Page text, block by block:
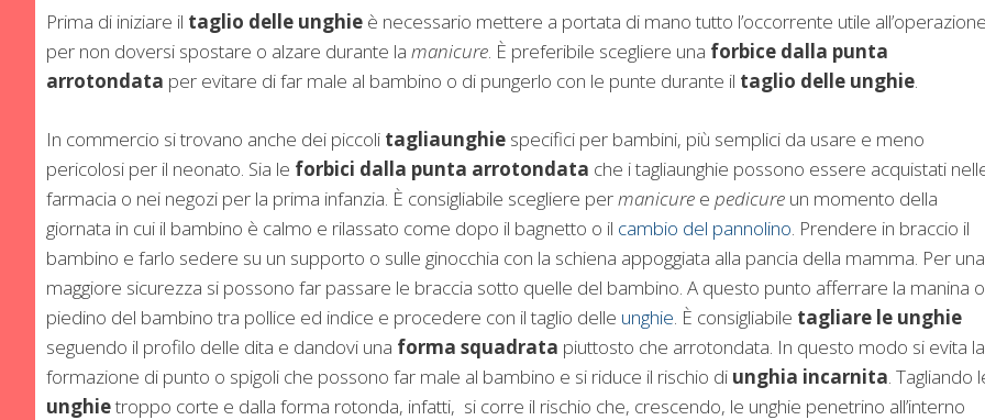
Prima di iniziare il taglio delle unghie è necessario mettere a portata di mano tutto l’occorrente utile
per non doversi spostare o alzare durante la manicure. È preferibile scegliere una forbice dalla punta
arrotondata per evitare di far male al bambino o di pungerlo con le punte durante il taglio delle unghie.
In commercio si trovano anche dei piccoli tagliaunghie specifici per bambini, più semplici da usare e meno
pericolosi per il neonato. Sia le forbici dalla punta arrotondata che i tagliaunghie possono essere acquistati
farmacia o nei negozi per la prima infanzia. È consigliabile scegliere permanicure e pedicure un momento della
giornata in cui il bambino è calmo e rilassato come dopo il bagnetto o il cambio del pannolino. Prendere in braccio il
bambino e farlo sedere su un supporto o sulle ginocchia con la schiena appoggiata alla pancia della mamma. Per una
maggiore sicurezza si possono far passare le braccia sotto quelle del bambino. A questo punto afferrare la manina
piedino del bambino tra pollice ed indice e procedere con il taglio delle unghie. È consigliabile tagliare le unghie
seguendo il profilo delle dita e dandovi una forma squadrata piuttosto che arrotondata. In questo modo si evita la
formazione di punto o spigoli che possono far male al bambino e si riduce il rischio di unghia incarnita. Tagliando
unghietroppo corte e dalla forma rotonda, infatti, si corre il rischio che, crescendo, le unghie penetrino all’interno